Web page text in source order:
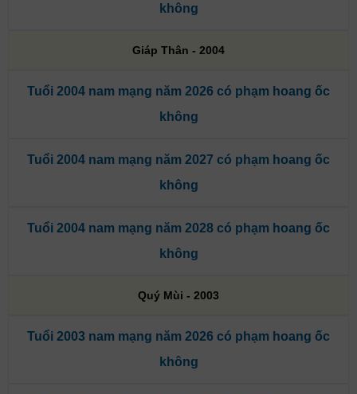
không
Giáp Thân - 2004
Tuổi 2004 nam mạng năm 2026 có phạm hoang ốc
không
Tuổi 2004 nam mạng năm 2027 có phạm hoang ốc
không
Tuổi 2004 nam mạng năm 2028 có phạm hoang ốc
không
Quý Mùi - 2003
Tuổi 2003 nam mạng năm 2026 có phạm hoang ốc
không